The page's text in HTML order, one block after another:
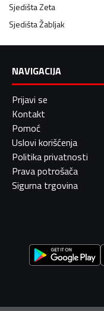
SjedištaZeta
SjedištaŽabljak
NAVIGACIJA
Prijavi se
Kontakt
Pomoć
Uslovi korišćenja
Politika privatnosti
Prava potrošača
Sigurna trgovina